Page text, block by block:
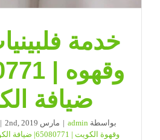
خدمة
ضيافة
بواسطةadmin
| مارس 2nd, 2019 |
وقهوة الكويت | 65080771| ضيافة الكويت